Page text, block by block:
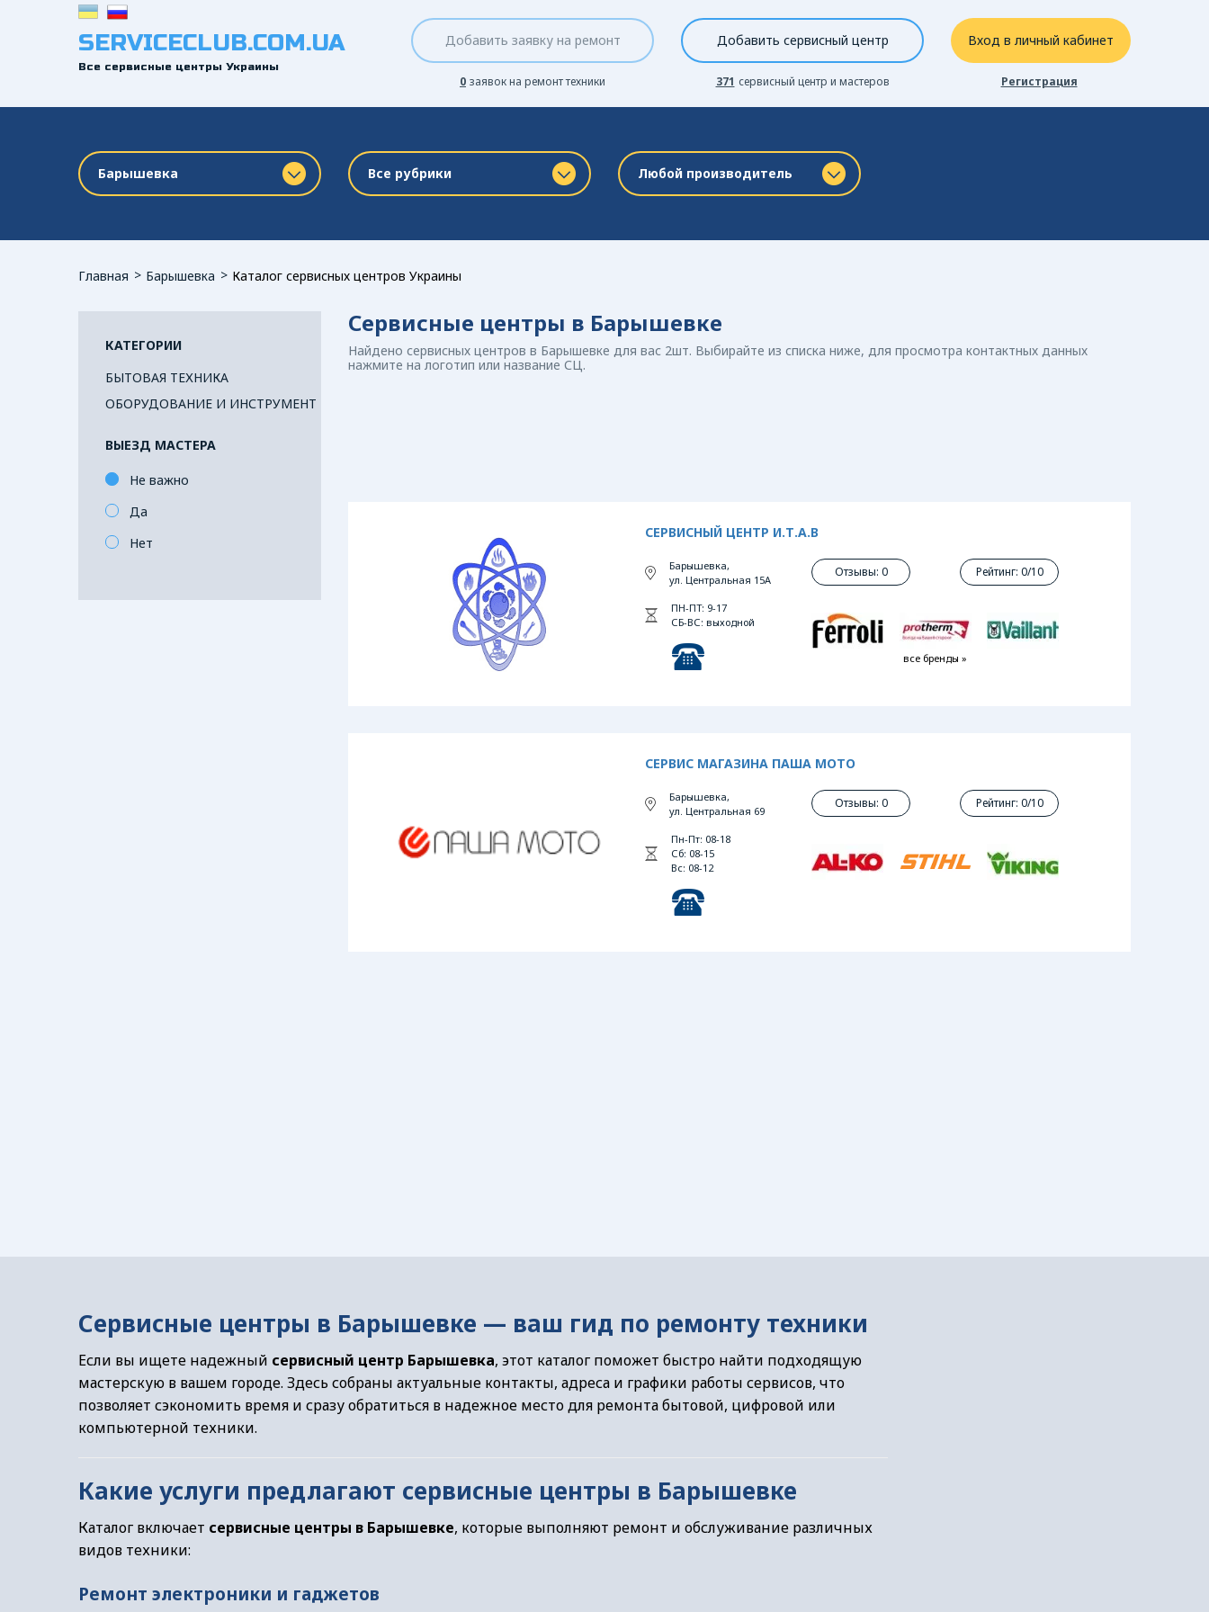
SERVICECLUB.COM.UA
Все сервисные центры Украины
Добавить заявку на ремонт
0 заявок на ремонт техники
Добавить сервисный центр
371 сервисный центр и мастеров
Вход в личный кабинет
Регистрация
Барышевка Все рубрики Любой производитель
Главная Барышевка Каталог сервисных центров Украины
КАТЕГОРИИ
БЫТОВАЯ ТЕХНИКА
ОБОРУДОВАНИЕ И ИНСТРУМЕНТ
ВЫЕЗД МАСТЕРА
Не важно
Да
Нет
Сервисные центры в Барышевке
Найдено сервисных центров в Барышевке для вас 2шт. Выбирайте из списка ниже, для просмотра контактных данных
нажмите на логотип или название СЦ.
СЕРВИСНЫЙ ЦЕНТР И.Т.А.В
Барышевка,
ул. Центральная 15А
ПН-ПТ: 9-17
СБ-ВС: выходной
Отзывы: 0 Рейтинг: 0/10
все бренды »
СЕРВИС МАГАЗИНА ПАША МОТО
Барышевка,
ул. Центральная 69
Пн-Пт: 08-18
Сб: 08-15
Вс: 08-12
Отзывы: 0 Рейтинг: 0/10
Сервисные центры в Барышевке — ваш гид по ремонту техники
Если вы ищете надежный сервисный центр Барышевка, этот каталог поможет быстро найти подходящую
мастерскую в вашем городе. Здесь собраны актуальные контакты, адреса и графики работы сервисов, что
позволяет сэкономить время и сразу обратиться в надежное место для ремонта бытовой, цифровой или
компьютерной техники.
Какие услуги предлагают сервисные центры в Барышевке
Каталог включает сервисные центры в Барышевке, которые выполняют ремонт и обслуживание различных
видов техники:
Ремонт электроники и гаджетов